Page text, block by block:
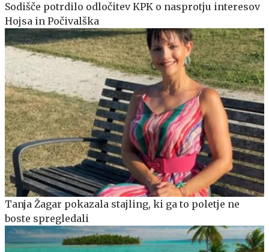
Sodišče potrdilo odločitev KPK o nasprotju interesov
Hojsa in Počivalška
Tanja Žagar pokazala stajling, ki ga to poletje ne
boste spregledali